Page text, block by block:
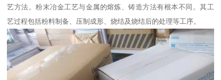
艺方法。粉末冶金工艺与金属的熔炼、铸造方法有根本不同。其工
艺过程包括粉料制备、压制成形、烧结及烧结后的处理等工序。